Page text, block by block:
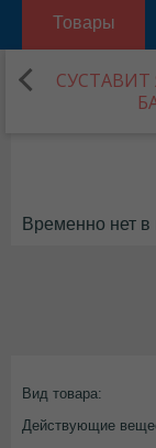
Товары
Временно нет в
Вид товара:
Действующие